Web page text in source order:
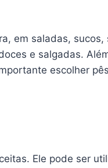
em saladas,
e salgadas.
escolher
Ele pode ser